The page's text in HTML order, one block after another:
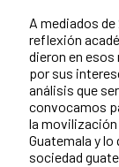
A mediados
reflexión
dieron en esos
por sus
análisis que
convocamos
la movilización
Guatemala y
sociedad